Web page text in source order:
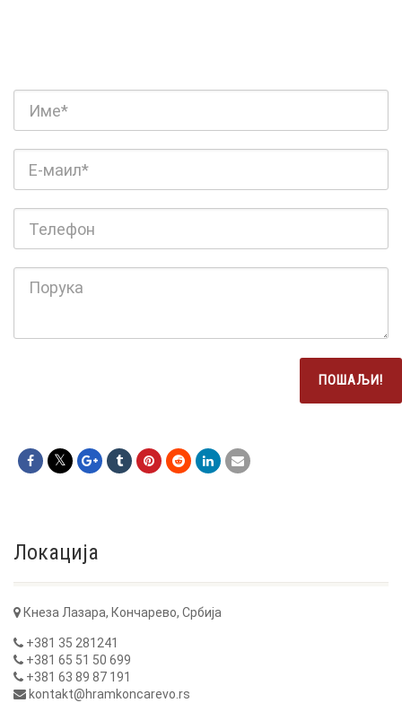
Локација
Кнеза Лазара, Кончарево, Србија
+381 35 281241
+381 65 51 50 699
+381 63 89 87 191
kontakt@hramkoncarevo.rs